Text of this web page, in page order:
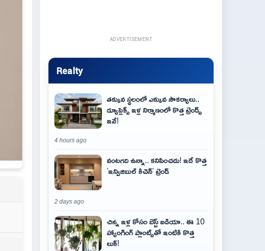
ADVERTISEMENT
Realty
తక్కువ స్థలంలో ఎక్కువ సౌకర్యాలు..
డ్యూప్లెక్స్ ఇళ్ల నిర్మాణంలో కొత్త ట్రెండ్స్
ఇవే!
4 hours ago
వంటగది ఉన్నా.. కనిపించదు! ఇదే కొత్త
'ఇన్విజిబుల్ కిచెన్' ట్రెండ్
2 days ago
చిన్న ఇళ్ల కోసం బెస్ట్ ఐడియా.. ఈ 10
హ్యాంగింగ్ ప్లాంట్స్‌తో ఇంటికి కొత్త
లుక్!